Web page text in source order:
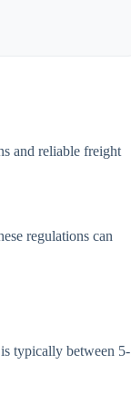
and reliable freight
regulations can
typically between 5-